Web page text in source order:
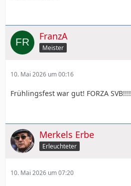
FranzA
Meister
10. Mai 2026 um 00:16
Frühlingsfest war gut! FORZA SVB!!!!
Merkels Erbe
Erleuchteter
10. Mai 2026 um 07:20